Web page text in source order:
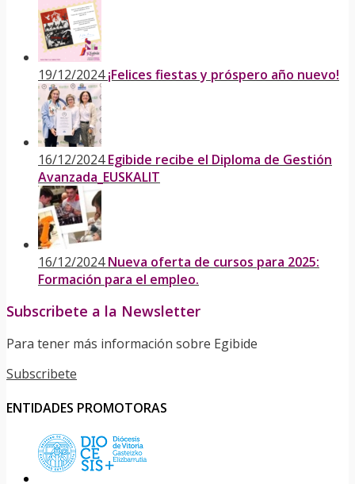
19/12/2024 ¡Felices fiestas y próspero año nuevo!
16/12/2024 Egibide recibe el Diploma de Gestión
Avanzada_EUSKALIT
16/12/2024 Nueva oferta de cursos para 2025:
Formación para el empleo.
Subscribete a la Newsletter
Para tener más información sobre Egibide
Subscribete
ENTIDADES PROMOTORAS